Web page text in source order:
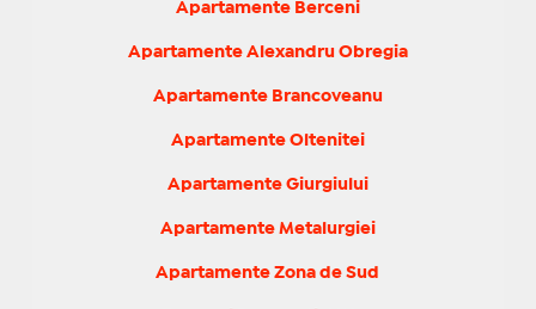
Apartamente Berceni
Apartamente Alexandru Obregia
Apartamente Brancoveanu
Apartamente Oltenitei
Apartamente Giurgiului
Apartamente Metalurgiei
Apartamente Zona de Sud